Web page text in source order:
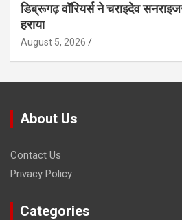
डिब्रूगढ़ वॉरियर्स ने चराइदेव
हराया
August 5, 2026
About Us
Contact Us
Privacy Policy
Categories